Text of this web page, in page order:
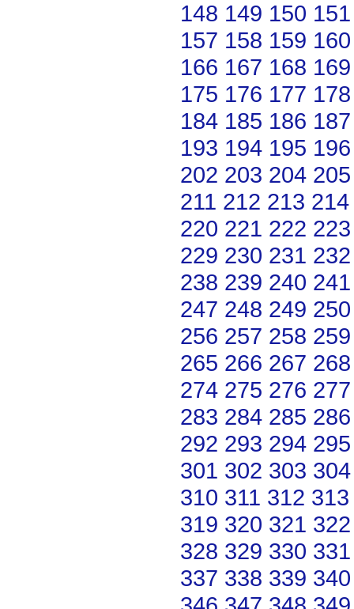
148 149 150 151
157 158 159 160
166 167 168 169
175 176 177 178
184 185 186 187
193 194 195 196
202 203 204 205
211 212 213 214
220 221 222 223
229 230 231 232
238 239 240 241
247 248 249 250
256 257 258 259
265 266 267 268
274 275 276 277
283 284 285 286
292 293 294 295
301 302 303 304
310 311 312 313
319 320 321 322
328 329 330 331
337 338 339 340